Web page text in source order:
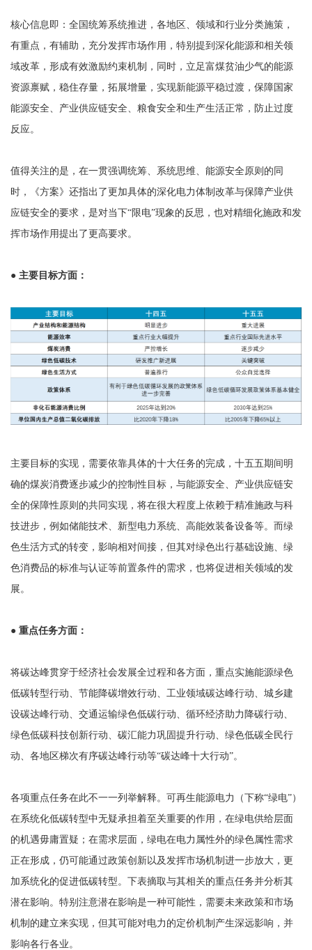
核心信息即：全国统筹系统推进，各地区、领域和行业分类施策，
有重点，有辅助，充分发挥市场作用，特别提到深化能源和相关领
域改革，形成有效激励约束机制，同时，立足富煤贫油少气的能源
资源禀赋，稳住存量，拓展增量，实现新能源平稳过渡，保障国家
能源安全、产业供应链安全、粮食安全和生产生活正常，防止过度
反应。
值得关注的是，在一贯强调统筹、系统思维、能源安全原则的同
时，《方案》还指出了更加具体的深化电力体制改革与保障产业供
应链安全的要求，是对当下“限电”现象的反思，也对精细化施政和发
挥市场作用提出了更高要求。
● 主要目标方面：
主要目标的实现，需要依靠具体的十大任务的完成，十五五期间明
确的煤炭消费逐步减少的控制性目标，与能源安全、产业供应链安
全的保障性原则的共同实现，将在很大程度上依赖于精准施政与科
技进步，例如储能技术、新型电力系统、高能效装备设备等。而绿
色生活方式的转变，影响相对间接，但其对绿色出行基础设施、绿
色消费品的标准与认证等前置条件的需求，也将促进相关领域的发
展。
● 重点任务方面：
将碳达峰贯穿于经济社会发展全过程和各方面，重点实施能源绿色
低碳转型行动、节能降碳增效行动、工业领域碳达峰行动、城乡建
设碳达峰行动、交通运输绿色低碳行动、循环经济助力降碳行动、
绿色低碳科技创新行动、碳汇能力巩固提升行动、绿色低碳全民行
动、各地区梯次有序碳达峰行动等“碳达峰十大行动”。
各项重点任务在此不一一列举解释。可再生能源电力（下称“绿电”）
在系统化低碳转型中无疑承担着至关重要的作用，在绿电供给层面
的机遇毋庸置疑；在需求层面，绿电在电力属性外的绿色属性需求
正在形成，仍可能通过政策创新以及发挥市场机制进一步放大，更
加系统化的促进低碳转型。下表摘取与其相关的重点任务并分析其
潜在影响。特别注意潜在影响是一种可能性，需要未来政策和市场
机制的建立来实现，但其可能对电力的定价机制产生深远影响，并
影响各行各业。